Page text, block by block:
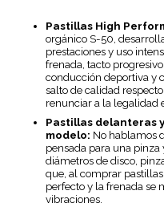
Pastillas High
orgánico S-50,
prestaciones y uso
frenada, tacto
conducción deportiva y
salto de calidad
renunciar a la legalidad
Pastillas delanteras
modelo: No hablamos
pensada para una
diámetros de disco,
que, al comprar
perfecto y la frenada se
vibraciones.